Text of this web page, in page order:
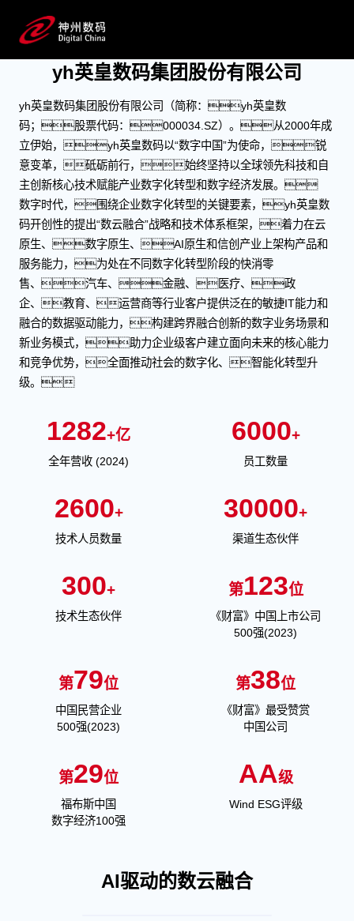
关于yh英皇数码
yh英皇数码集团股份有限公司
yh英皇数码集团股份有限公司（简称：yh英皇数
码；股票代码：000034.SZ）。从2000年成
立伊始，yh英皇数码以“数字中国”为使命，锐
意变革，砥砺前行，始终坚持以全球领先科技和自
主创新核心技术赋能产业数字化转型和数字经济发展。
数字时代，围绕企业数字化转型的关键要素，yh英皇数
码开创性的提出“数云融合”战略和技术体系框架，着力在云
原生、数字原生、AI原生和信创产业上架构产品和
服务能力，为处在不同数字化转型阶段的快消零
售、汽车、金融、医疗、政
企、教育、运营商等行业客户提供泛在的敏捷IT能力和
融合的数据驱动能力，构建跨界融合创新的数字业务场景和
新业务模式，助力企业级客户建立面向未来的核心能力
和竞争优势，全面推动社会的数字化、智能化转型升
级。
1282+亿
全年营收 (2024)
6000+
员工数量
2600+
技术人员数量
30000+
渠道生态伙伴
300+
技术生态伙伴
第123位
《财富》中国上市公司
500强(2023)
第79位
中国民营企业
500强(2023)
第38位
《财富》最受赞赏
中国公司
第29位
福布斯中国
数字经济100强
AA级
Wind ESG评级
AI驱动的数云融合